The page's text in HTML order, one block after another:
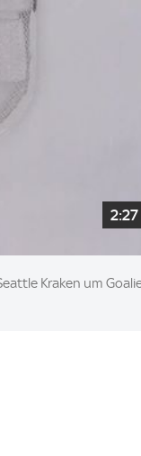
2:27
Kraken um